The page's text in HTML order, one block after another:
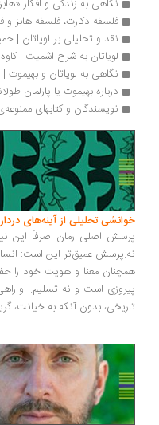
نگاهی به زندگی و افکار «هابز»
فلسفه دکارت، فلسفه هابز
نقد و تحلیلی بر لویاتان |
لویاتان به شرح اشمیت |
نگاهی به لویاتان و بهیموت
درباره بهیموت یا پارلمان
نویسندگان و کتابهای
خوانشی تحلیلی از آینه‌های
پرسش اصلی رمان صرفاً این
نه.پرسش عمیق‌تر این است:
همچنان معنا و هویت خود را
پیروزی است و نه تسلیم. او
تاریخی، بدون آنکه به خیانت،